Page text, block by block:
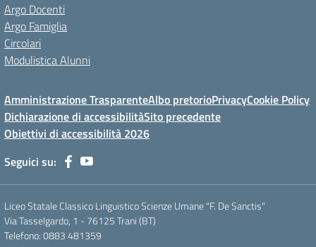
Argo Docenti
Argo Famiglia
Circolari
Modulistica Alunni
Amministrazione TrasparenteAlbo pretorioPrivacyCookie Policy
Dichiarazione di accessibilitàSito precedente
Obiettivi di accessibilità 2026
Seguici su:
Liceo Statale Classico Linguistico Scienze Umane "F. De Sanctis"
Via Tasselgardo, 1 - 76125 Trani (BT)
Telefono: 0883 481359